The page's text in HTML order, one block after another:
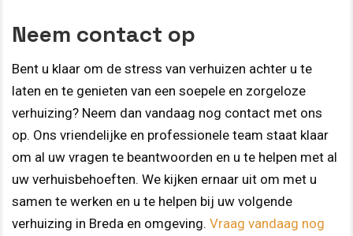
Neem contact op
Bent u klaar om de stress van verhuizen achter u te
laten en te genieten van een soepele en zorgeloze
verhuizing? Neem dan vandaag nog contact met ons
op. Ons vriendelijke en professionele team staat klaar
om al uw vragen te beantwoorden en u te helpen met al
uw verhuisbehoeften. We kijken ernaar uit om met u
samen te werken en u te helpen bij uw volgende
verhuizing in Breda en omgeving. Vraag vandaag nog